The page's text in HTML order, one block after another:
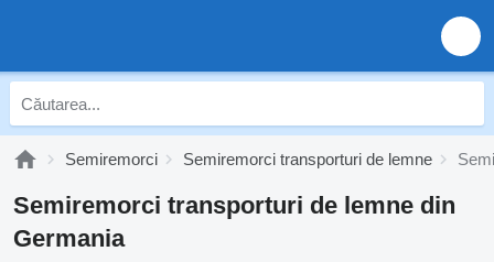
Semiremorci Semiremorci transporturi de lemne
Semiremorci transporturi de lemne din
Germania